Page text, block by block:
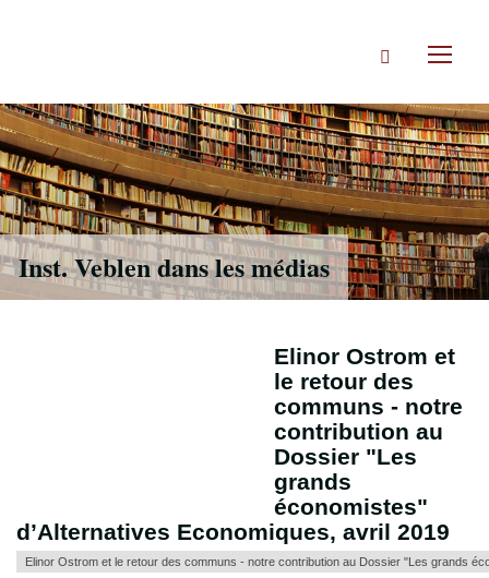
Rechercher
Inst. Veblen dans les médias
Elinor Ostrom et
le retour des
communs - notre
contribution au
Dossier "Les
grands
économistes"
d’Alternatives Economiques, avril 2019
Elinor Ostrom et le retour des communs - notre contribution au Dossier "Les grands